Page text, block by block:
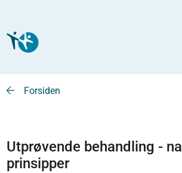
Forsiden
Utprøvende behandling -
prinsipper